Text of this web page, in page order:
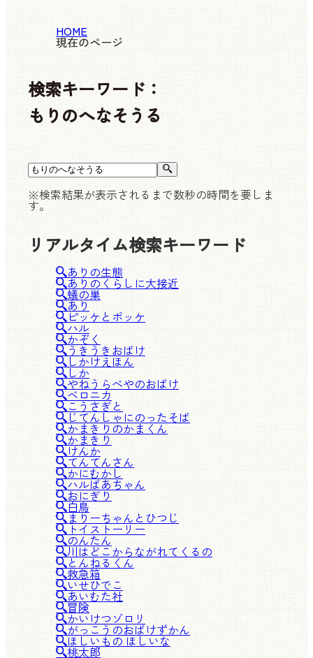
HOME
現在のページ
検索キーワード：
もりのへなそうる
※検索結果が表示されるまで数秒の時間を要しま
す。
リアルタイム検索キーワード
ありの生態
ありのくらしに大接近
蟻の巣
あり
ピッケとポッケ
ハル
かぞく
うきうきおばけ
しかけえほん
しか
やねうらべやのおばけ
ベロニカ
こうさぎと
じてんしゃにのったそば
かまきりのかまくん
かまきり
けんか
てんてんさん
かにむかし
ハルばあちゃん
おにぎり
白鳥
まりーちゃんとひつじ
トイストーリー
のんたん
川はどこからながれてくるの
とんねるくん
救急箱
いせひでこ
あいむた社
冒険
かいけつゾロリ
がっこうのおばけずかん
ほしいもの ほしいな
桃太郎